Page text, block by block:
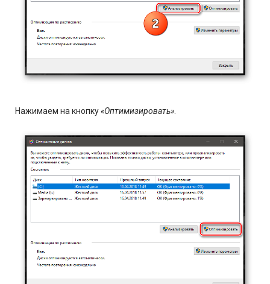
Нажимаем на кнопку«Оптимизировать»